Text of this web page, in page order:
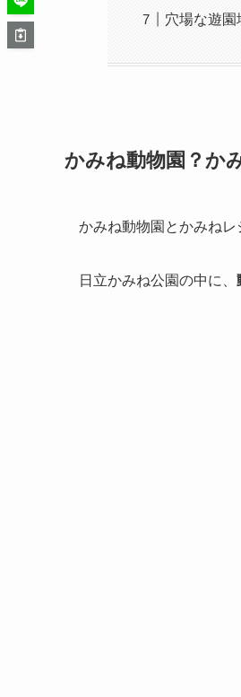
穴場な遊園
かみね動物園？か
かみね動物園とかみねレ
日立かみね公園の中に、